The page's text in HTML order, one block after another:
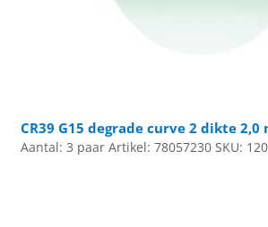
CR39 G15 degrade curve 2 dikte 2,0
Aantal: 3 paar Artikel: 78057230 SKU: